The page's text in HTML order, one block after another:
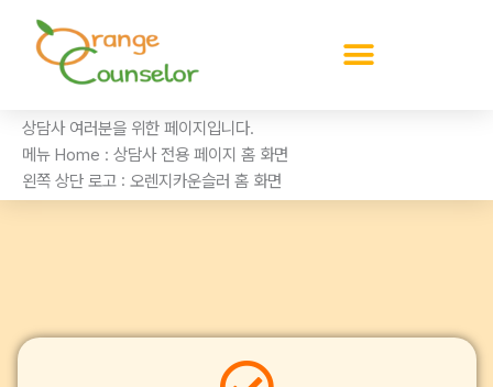
기
상담사 여러분을 위한 페이지입니다.
메뉴 Home : 상담사 전용 페이지 홈 화면
왼쪽 상단 로고 : 오렌지카운슬러 홈 화면